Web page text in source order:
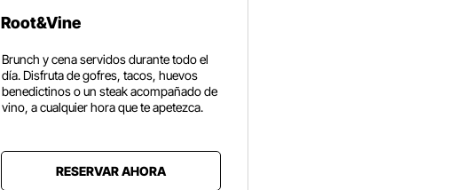
Root&Vine
Brunch y cena servidos durante todo el
día. Disfruta de gofres, tacos, huevos
benedictinos o un steak acompañado de
vino, a cualquier hora que te apetezca.
RESERVAR AHORA